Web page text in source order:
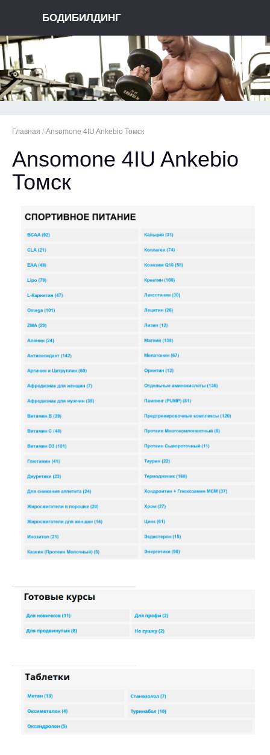
БОДИБИЛДИНГ
Главная / Ansomone 4IU Ankebio Томск
Ansomone 4IU Ankebio
Томск